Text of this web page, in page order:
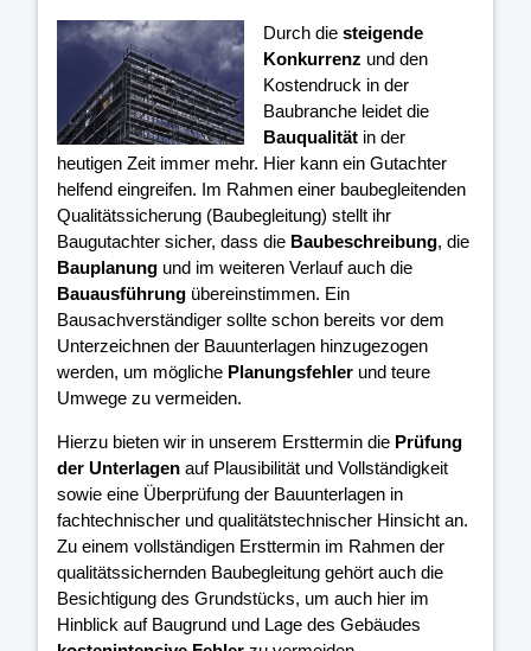
Durch diesteigende
Konkurrenz und den
Kostendruck in der
Baubranche leidet die
Bauqualität in der
heutigen Zeit immer mehr. Hier kann ein Gutachter
helfend eingreifen. Im Rahmen einer baubegleitenden
Qualitätssicherung (Baubegleitung) stellt ihr
Baugutachter sicher, dass die Baubeschreibung, die
Bauplanung und im weiteren Verlauf auch die
Bauausführung übereinstimmen. Ein
Bausachverständiger sollte schon bereits vor dem
Unterzeichnen der Bauunterlagen hinzugezogen
werden, um mögliche Planungsfehler und teure
Umwege zu vermeiden.
Hierzu bieten wir in unserem Ersttermin die Prüfung
der Unterlagen auf Plausibilität und Vollständigkeit
sowie eine Überprüfung der Bauunterlagen in
fachtechnischer und qualitätstechnischer Hinsicht an.
Zu einem vollständigen Ersttermin im Rahmen der
qualitätssichernden Baubegleitung gehört auch die
Besichtigung des Grundstücks, um auch hier im
Hinblick auf Baugrund und Lage des Gebäudes